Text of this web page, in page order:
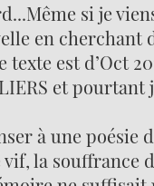
si je
en cherchant
est d’Oct
et pourtant
à une poésie
vif, la souffrance